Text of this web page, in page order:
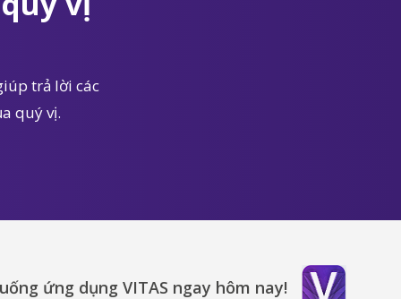
trả lời các
quý vị.
ứng dụng VITAS ngay hôm nay!